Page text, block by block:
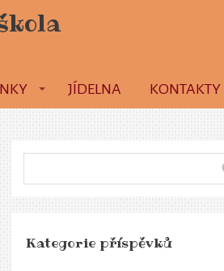
JÍDELNA KONTAKTY
Kategorie příspěvků